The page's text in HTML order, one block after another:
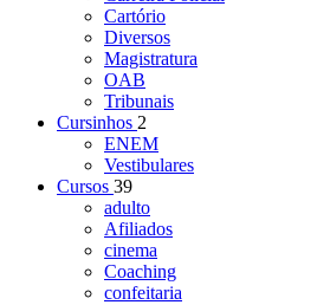
Cartório
Diversos
Magistratura
OAB
Tribunais
Cursinhos 2
ENEM
Vestibulares
Cursos 39
adulto
Afiliados
cinema
Coaching
confeitaria